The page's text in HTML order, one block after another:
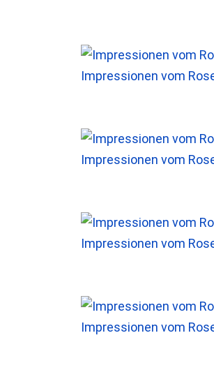
Impressionen vom
Impressionen vom
Impressionen vom
Impressionen vom